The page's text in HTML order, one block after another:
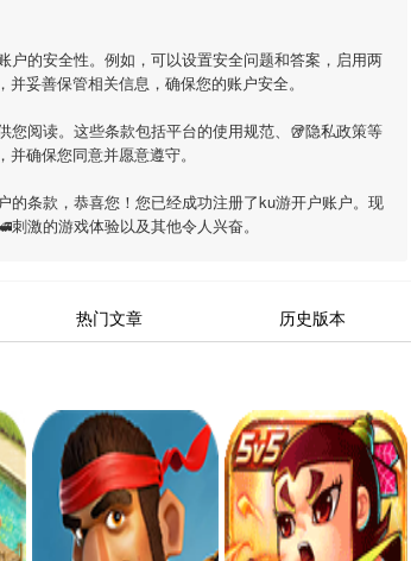
的安全性。例如，可以设置安全问题和答案，启用两
妥善保管相关信息，确保您的账户安全。
阅读。这些条款包括平台的使用规范、🥡隐私政策等
确保您同意并愿意遵守。
的条款，恭喜您！您已经成功注册了ku游开户账户。现
激的游戏体验以及其他令人兴奋。
热门文章 历史版本